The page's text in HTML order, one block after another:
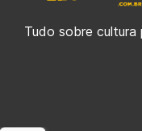
Tudo sobre